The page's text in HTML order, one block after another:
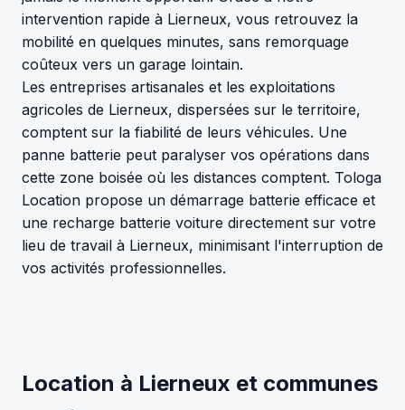
intervention rapide à Lierneux, vous retrouvez la
mobilité en quelques minutes, sans remorquage
coûteux vers un garage lointain.
Les entreprises artisanales et les exploitations
agricoles de Lierneux, dispersées sur le territoire,
comptent sur la fiabilité de leurs véhicules. Une
panne batterie peut paralyser vos opérations dans
cette zone boisée où les distances comptent. Tologa
Location propose un démarrage batterie efficace et
une recharge batterie voiture directement sur votre
lieu de travail à Lierneux, minimisant l'interruption de
vos activités professionnelles.
Location à Lierneux et communes